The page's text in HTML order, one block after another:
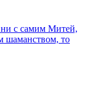
ни с самим Митей,
шаманством, то